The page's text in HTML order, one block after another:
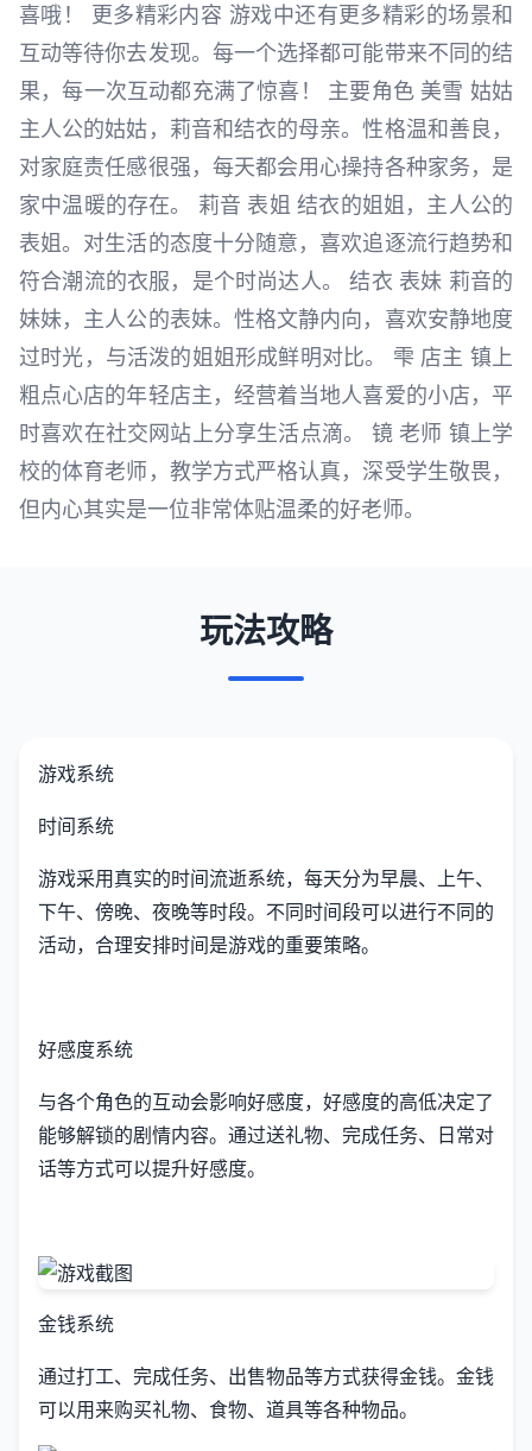
喜哦！ 更多精彩内容 游戏中还有更多精彩的场景和
互动等待你去发现。每一个选择都可能带来不同的结
果，每一次互动都充满了惊喜！ 主要角色 美雪 姑姑
主人公的姑姑，莉音和结衣的母亲。性格温和善良，
对家庭责任感很强，每天都会用心操持各种家务，是
家中温暖的存在。 莉音 表姐 结衣的姐姐，主人公的
表姐。对生活的态度十分随意，喜欢追逐流行趋势和
符合潮流的衣服，是个时尚达人。 结衣 表妹 莉音的
妹妹，主人公的表妹。性格文静内向，喜欢安静地度
过时光，与活泼的姐姐形成鲜明对比。 雫 店主 镇上
粗点心店的年轻店主，经营着当地人喜爱的小店，平
时喜欢在社交网站上分享生活点滴。 镜 老师 镇上学
校的体育老师，教学方式严格认真，深受学生敬畏，
但内心其实是一位非常体贴温柔的好老师。
玩法攻略
游戏系统
时间系统
游戏采用真实的时间流逝系统，每天分为早晨、上午、
下午、傍晚、夜晚等时段。不同时间段可以进行不同的
活动，合理安排时间是游戏的重要策略。
好感度系统
与各个角色的互动会影响好感度，好感度的高低决定了
能够解锁的剧情内容。通过送礼物、完成任务、日常对
话等方式可以提升好感度。
金钱系统
通过打工、完成任务、出售物品等方式获得金钱。金钱
可以用来购买礼物、食物、道具等各种物品。